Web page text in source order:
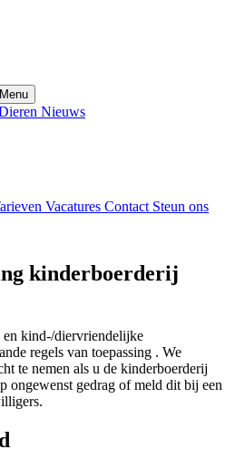
Menu
Nieuws
Vacatures Contact Steun ons
kinderboerderij
en kind-/diervriendelijke
regels van toepassing . We
te nemen als u de kinderboerderij
ongewenst gedrag of meld dit bij een